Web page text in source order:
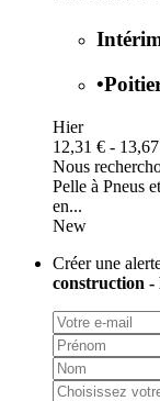
•
Hier
12,31 € -
Nous
Pelle à Pneus
en...
New
Créer une
construction -